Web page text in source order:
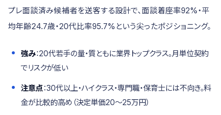
プレ面談済み候補者を送客する設計で、面談着座率92%・平
均年齢24.7歳・20代比率95.7%という尖ったポジショニング。
強み：20代若手の量・質ともに業界トップクラス。月単位契約
でリスクが低い
注意点 ：30代以上・ハイクラス・専門職・保育士には不向き。料
金が比較的高め（決定単価20〜25万円）